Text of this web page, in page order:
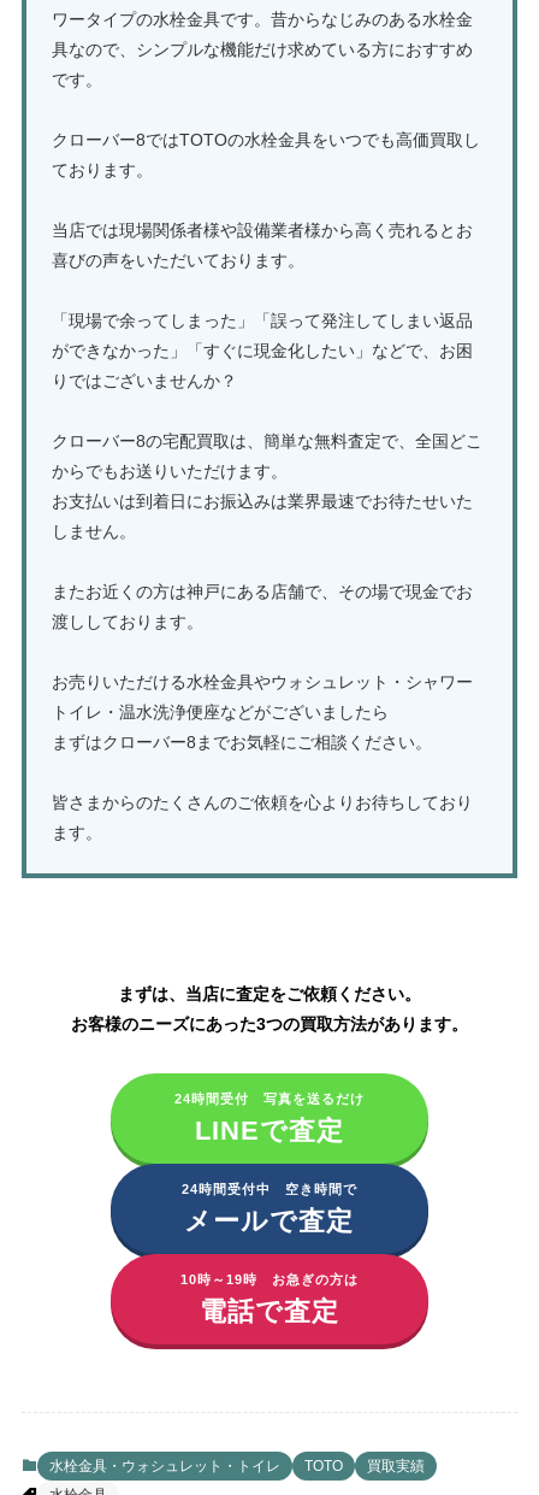
ワータイプの水栓金具です。昔からなじみのある水栓金
具なので、シンプルな機能だけ求めている方におすすめ
です。
クローバー8ではTOTOの水栓金具をいつでも高価買取し
ております。
当店では現場関係者様や設備業者様から高く売れるとお
喜びの声をいただいております。
「現場で余ってしまった」「誤って発注してしまい返品
ができなかった」「すぐに現金化したい」などで、お困
りではございませんか？
クローバー8の宅配買取は、簡単な無料査定で、全国どこ
からでもお送りいただけます。
お支払いは到着日にお振込みは業界最速でお待たせいた
しません。
またお近くの方は神戸にある店舗で、その場で現金でお
渡ししております。
お売りいただける水栓金具やウォシュレット・シャワー
トイレ・温水洗浄便座などがございましたら
まずはクローバー8までお気軽にご相談ください。
皆さまからのたくさんのご依頼を心よりお待ちしており
ます。
まずは、当店に査定をご依頼ください。
お客様のニーズにあった3つの買取方法があります。
24時間受付 写真を送るだけ
LINEで査定
24時間受付中 空き時間で
メールで査定
10時～19時 お急ぎの方は
電話で査定
水栓金具・ウォシュレット・トイレ TOTO
買取実績